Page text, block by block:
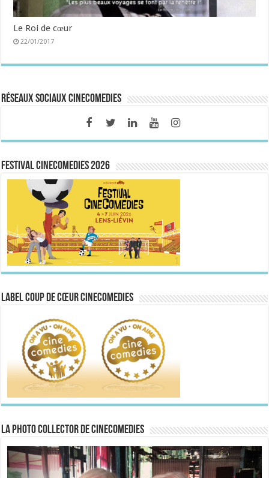
Le Roi de cœur
22/01/2017
Réseaux sociaux CineComedies
FESTIVAL CINECOMEDIES 2026
Label Coup de Cœur CineComedies
La Photo collector de CineComedies